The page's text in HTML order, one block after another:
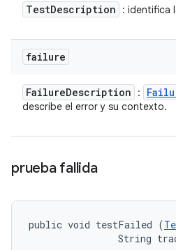
TestDescription : identifica
failure
FailureDescription :
describe el error y su contexto.
prueba fallida
public void testFailed (
String